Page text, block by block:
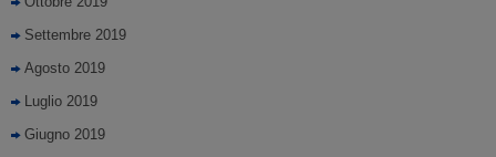
Settembre 2019
Agosto 2019
Luglio 2019
Giugno 2019